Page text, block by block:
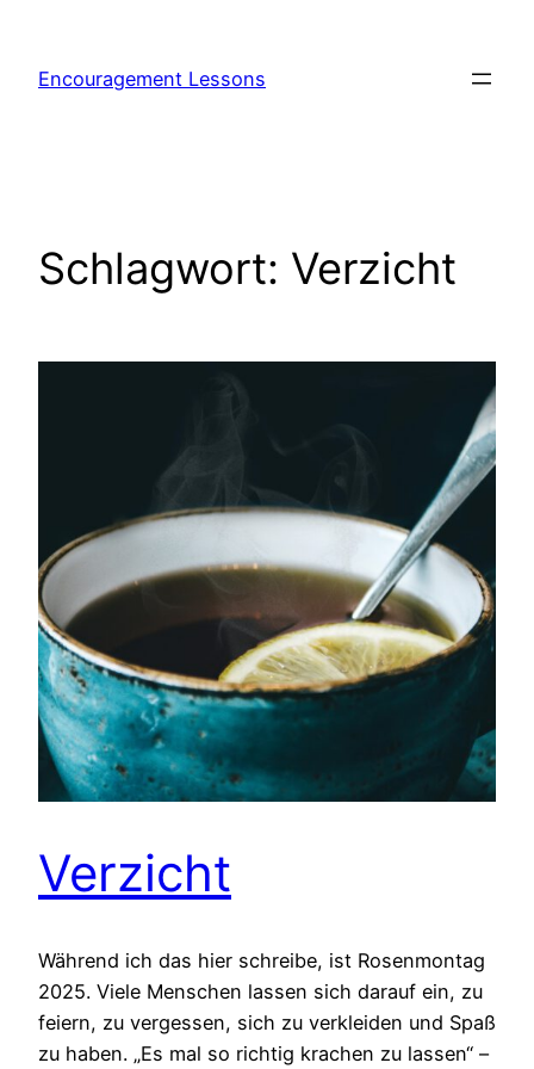
Encouragement Lessons
Schlagwort: Verzicht
Verzicht
Während ich das hier schreibe, ist Rosenmontag
2025. Viele Menschen lassen sich darauf ein, zu
feiern, zu vergessen, sich zu verkleiden und Spaß
zu haben. „Es mal so richtig krachen zu lassen“ –